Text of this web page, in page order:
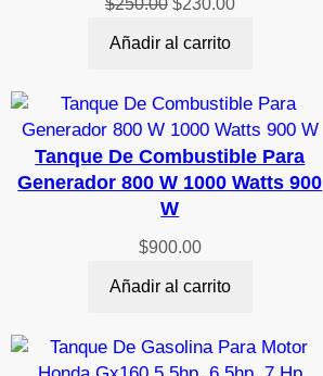
$250.00
original
$250.00.
$230.00
$230.00.
Añadir al carrito
Tanque De Combustible Para
Generador 800 W 1000 Watts 900
W
$900.00
Añadir al carrito